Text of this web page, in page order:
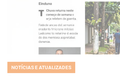
NOTÍCIAS E ATUALIZADES
Chuva retorna neste começo de
viagens nas capitais